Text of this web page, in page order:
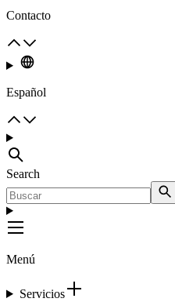
Contacto
Español
Search
Menú
Servicios